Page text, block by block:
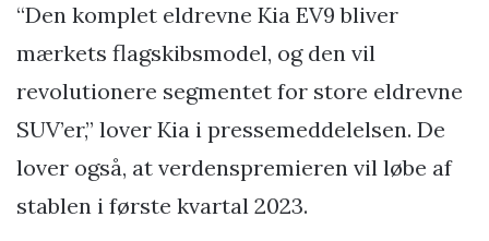
“Den komplet eldrevne Kia EV9 bliver
mærkets flagskibsmodel, og den vil
revolutionere segmentet for store eldrevne
SUV’er,” lover Kia i pressemeddelelsen. De
lover også, at verdenspremieren vil løbe af
stablen i første kvartal 2023.